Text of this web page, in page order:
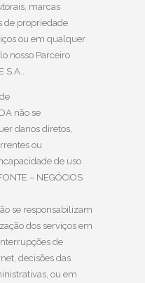
marcas
de propriedade
ou em qualquer
nosso Parceiro
não se
danos diretos,
ou
de uso
– NEGÓCIOS
se responsabilizam
dos serviços em
de
decisões das
ou em